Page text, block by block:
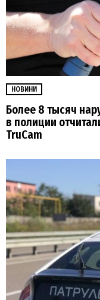
НОВИНИ
Более 8 тысяч
в полиции
TruCam